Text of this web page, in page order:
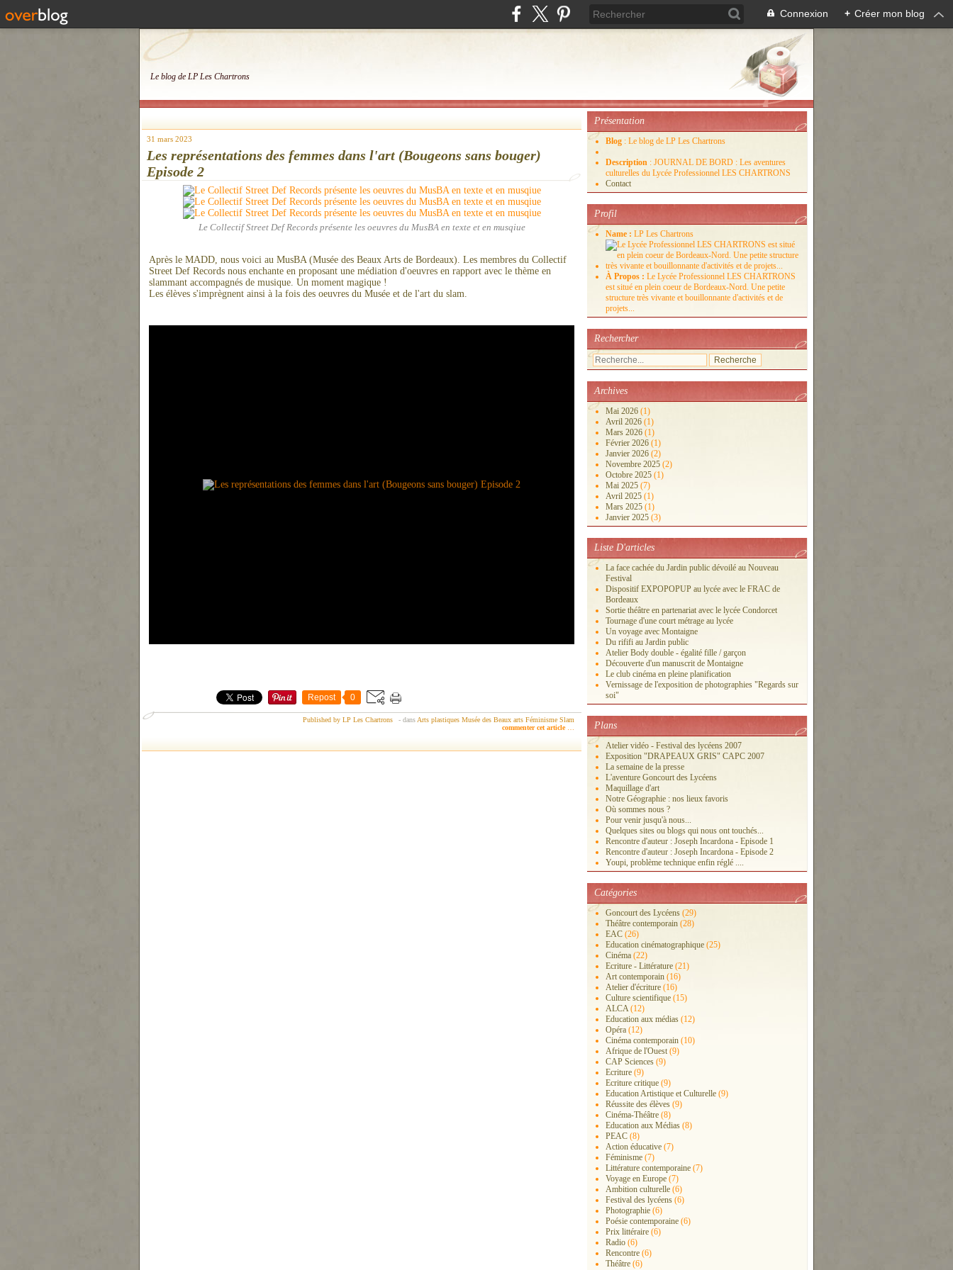
Connexion + Créer mon blog
Le blog de LP Les Chartrons
31 mars 2023
Les représentations des femmes dans l'art (Bougeons sans bouger)
Episode 2
Le Collectif Street Def Records présente les oeuvres du MusBA en texte et en musqiue
Après le MADD, nous voici au MusBA (Musée des Beaux Arts de Bordeaux). Les membres du Collectif
Street Def Records nous enchante en proposant une médiation d'oeuvres en rapport avec le thème en
slammant accompagnés de musique. Un moment magique !
Les élèves s'imprègnent ainsi à la fois des oeuvres du Musée et de l'art du slam.
Repost 0
Published by LP Les Chartrons - dans Arts plastiques Musée des Beaux arts Féminisme Slam
commenter cet article
Présentation
Blog : Le blog de LP Les Chartrons
Description : JOURNAL DE BORD : Les aventures
culturelles du Lycée Professionnel LES CHARTRONS
Contact
Profil
Name : LP Les Chartrons
À Propos : Le Lycée Professionnel LES CHARTRONS
est situé en plein coeur de Bordeaux-Nord. Une petite
structure très vivante et bouillonnante d'activités et de
projets...
Rechercher
Archives
Mai 2026 (1)
Avril 2026 (1)
Mars 2026 (1)
Février 2026 (1)
Janvier 2026 (2)
Novembre 2025 (2)
Octobre 2025 (1)
Mai 2025 (7)
Avril 2025 (1)
Mars 2025 (1)
Janvier 2025 (3)
Liste D'articles
La face cachée du Jardin public dévoilé au Nouveau
Festival
Dispositif EXPOPOPUP au lycée avec le FRAC de
Bordeaux
Sortie théâtre en partenariat avec le lycée Condorcet
Tournage d'une court métrage au lycée
Un voyage avec Montaigne
Du rififi au Jardin public
Atelier Body double - égalité fille / garçon
Découverte d'un manuscrit de Montaigne
Le club cinéma en pleine planification
Vernissage de l'exposition de photographies "Regards sur
soi"
Plans
Atelier vidéo - Festival des lycéens 2007
Exposition "DRAPEAUX GRIS" CAPC 2007
La semaine de la presse
L'aventure Goncourt des Lycéens
Maquillage d'art
Notre Géographie : nos lieux favoris
Où sommes nous ?
Pour venir jusqu'à nous...
Quelques sites ou blogs qui nous ont touchés...
Rencontre d'auteur : Joseph Incardona - Episode 1
Rencontre d'auteur : Joseph Incardona - Episode 2
Youpi, problème technique enfin réglé ....
Catégories
Goncourt des Lycéens (29)
Théâtre contemporain (28)
EAC (26)
Education cinématographique (25)
Cinéma (22)
Ecriture - Littérature (21)
Art contemporain (16)
Atelier d'écriture (16)
Culture scientifique (15)
ALCA(12)
Education aux médias (12)
Opéra (12)
Cinéma contemporain (10)
Afrique de l'Ouest (9)
CAP Sciences (9)
Ecriture (9)
Ecriture critique (9)
Education Artistique et Culturelle (9)
Réussite des élèves (9)
Cinéma-Théâtre (8)
Education aux Médias (8)
PEAC (8)
Action éducative (7)
Féminisme (7)
Littérature contemporaine (7)
Voyage en Europe (7)
Ambition culturelle (6)
Festival des lycéens (6)
Photographie (6)
Poésie contemporaine (6)
Prix littéraire (6)
Radio (6)
Rencontre (6)
Théâtre (6)